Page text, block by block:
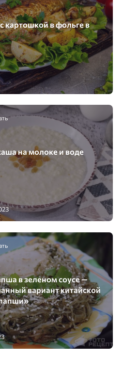
картошкой в фольге в
на молоке и воде
в зеленом соусе —
вариант китайской